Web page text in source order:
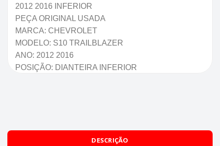
2012 2016 INFERIOR
PEÇA ORIGINAL USADA
MARCA: CHEVROLET
MODELO: S10 TRAILBLAZER
ANO: 2012 2016
POSIÇÃO: DIANTEIRA INFERIOR
DESCRIÇÃO